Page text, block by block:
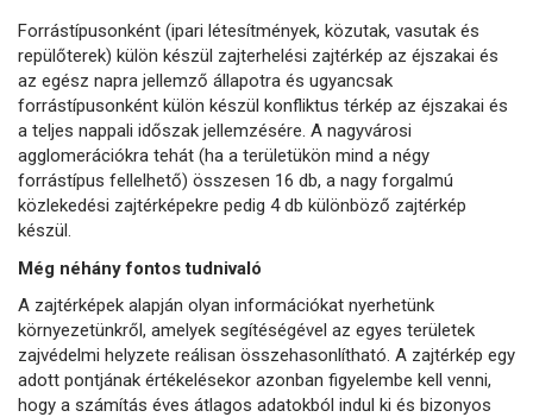
Forrástípusonként (ipari létesítmények, közutak, vasutak és
repülőterek) külön készül zajterhelési zajtérkép az éjszakai és
az egész napra jellemző állapotra és ugyancsak
forrástípusonként külön készül konfliktus térkép az éjszakai és
a teljes nappali időszak jellemzésére. A nagyvárosi
agglomerációkra tehát (ha a területükön mind a négy
forrástípus fellelhető) összesen 16 db, a nagy forgalmú
közlekedési zajtérképekre pedig 4 db különböző zajtérkép
készül.
Még néhány fontos tudnivaló
A zajtérképek alapján olyan információkat nyerhetünk
környezetünkről, amelyek segítéségével az egyes területek
zajvédelmi helyzete reálisan összehasonlítható. A zajtérkép egy
adott pontjának értékelésekor azonban figyelembe kell venni,
hogy a számítás éves átlagos adatokból indul ki és bizonyos